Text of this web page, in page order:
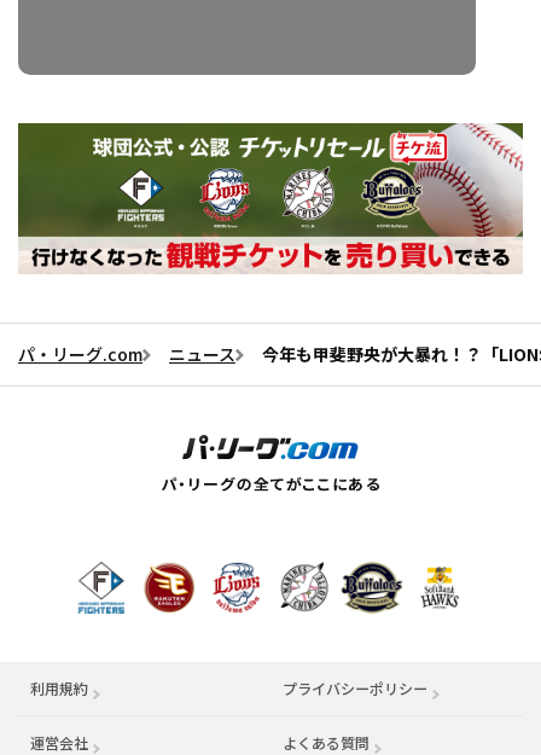
パ・リーグ.com ニュース 今年も甲斐野央が大暴れ！？「
利用規約 プライバシーポリシー
運営会社 （別ウィンドウで開く） よくある質問